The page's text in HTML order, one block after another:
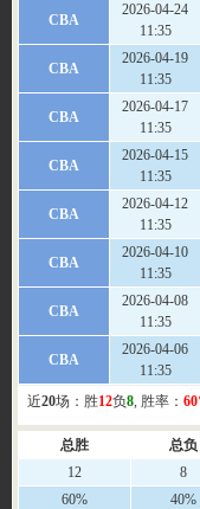
CBA
2026-04-24
11:35
CBA
2026-04-19
11:35
CBA
2026-04-17
11:35
CBA
2026-04-15
11:35
CBA
2026-04-12
11:35
CBA
2026-04-10
11:35
CBA
2026-04-08
11:35
CBA
2026-04-06
11:35
近20场：胜12负8, 胜率：
总胜 总负
12
8
60%
40%